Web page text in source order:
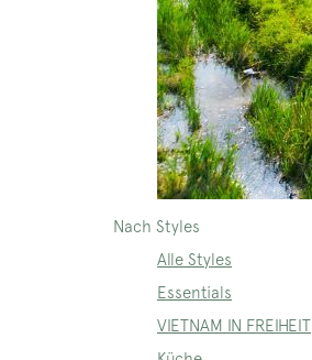
Nach Styles
Alle Styles
Essentials
VIETNAM IN FREIHEIT